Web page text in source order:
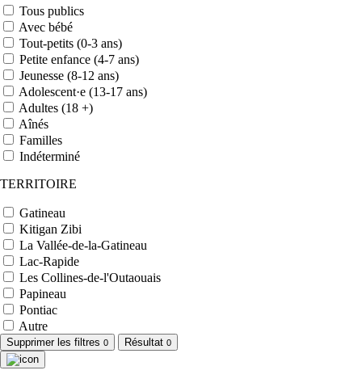
Tous publics
Avec bébé
Tout-petits (0-3 ans)
Petite enfance (4-7 ans)
Jeunesse (8-12 ans)
Adolescent·e (13-17 ans)
Adultes (18 +)
Aînés
Familles
Indéterminé
TERRITOIRE
Gatineau
Kitigan Zibi
La Vallée-de-la-Gatineau
Lac-Rapide
Les Collines-de-l'Outaouais
Papineau
Pontiac
Autre
Supprimer les filtres 0 Résultat 0